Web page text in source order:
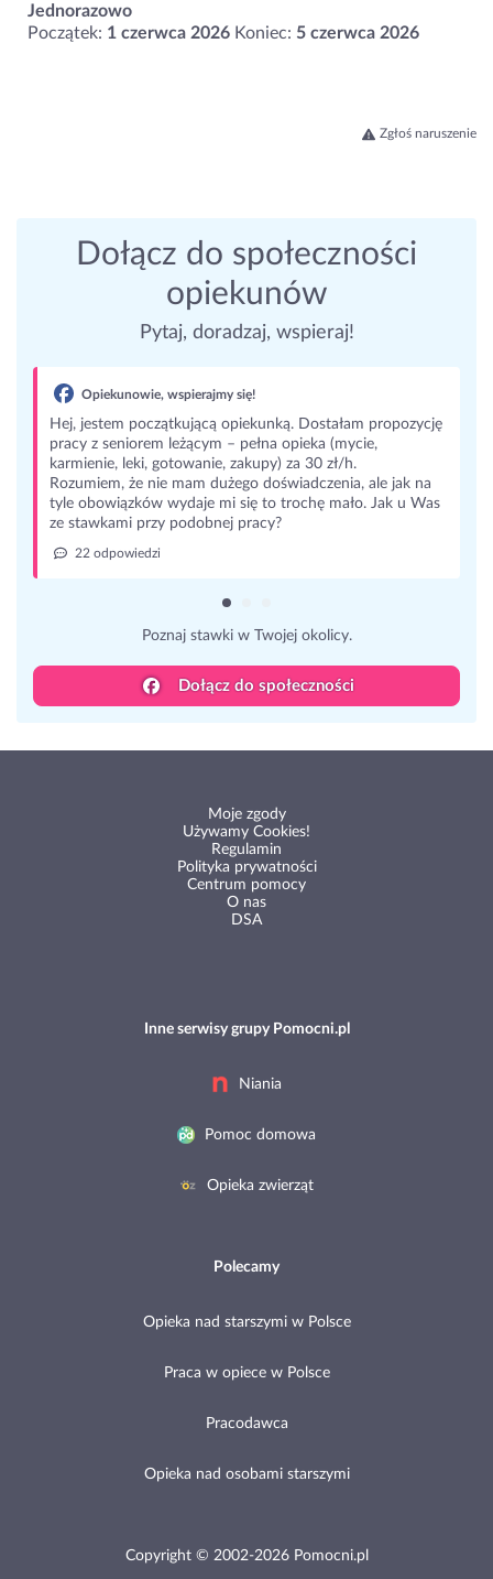
Jednorazowo
Początek: 1 czerwca 2026 Koniec: 5 czerwca 2026
Zgłoś naruszenie
Dołącz do społeczności
opiekunów
Pytaj, doradzaj, wspieraj!
Opiekunowie, wspierajmy się!
Hej, jestem początkującą opiekunką. Dostałam propozycję
pracy z seniorem leżącym – pełna opieka (mycie,
karmienie, leki, gotowanie, zakupy) za 30 zł/h.
Rozumiem, że nie mam dużego doświadczenia, ale jak na
tyle obowiązków wydaje mi się to trochę mało. Jak u Was
ze stawkami przy podobnej pracy?
22 odpowiedzi
Poznaj stawki w Twojej okolicy.
Dołącz do społeczności
Moje zgody
Używamy Cookies!
Regulamin
Polityka prywatności
Centrum pomocy
O nas
DSA
Inne serwisy grupy Pomocni.pl
Niania
Pomoc domowa
Opieka zwierząt
Polecamy
Opieka nad starszymi w Polsce
Praca w opiece w Polsce
Pracodawca
Opieka nad osobami starszymi
Copyright © 2002-2026 Pomocni.pl